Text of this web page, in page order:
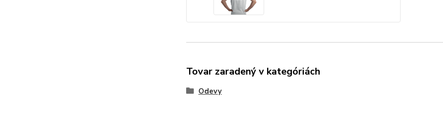
Tovar zaradený v kategóriách
Odevy